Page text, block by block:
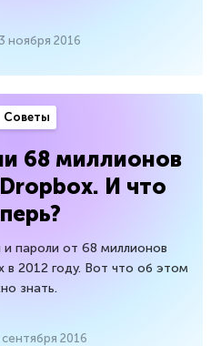
3 ноября 2016
Советы
68 миллионов
И что
и пароли от 68 миллионов
в 2012 году. Вот что об этом
знать.
сентября 2016